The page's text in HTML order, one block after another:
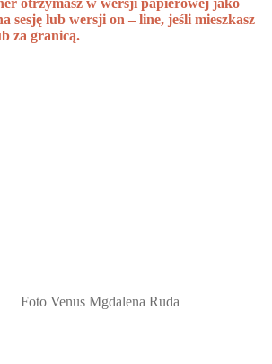
otrzymasz w wersji papierowej jako
sesję lub wersji on – line, jeśli mieszkasz
za granicą.
Foto Venus Mgdalena Ruda